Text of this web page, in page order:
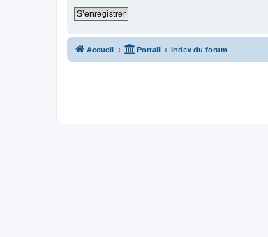
S’enregistrer
Accueil Portail Index du forum